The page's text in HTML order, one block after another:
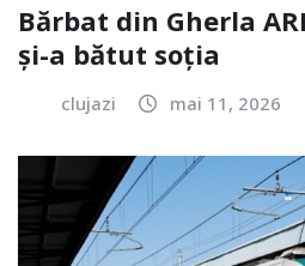
Bărbat din Gherla
și-a bătut soția
clujazi mai 11, 2026